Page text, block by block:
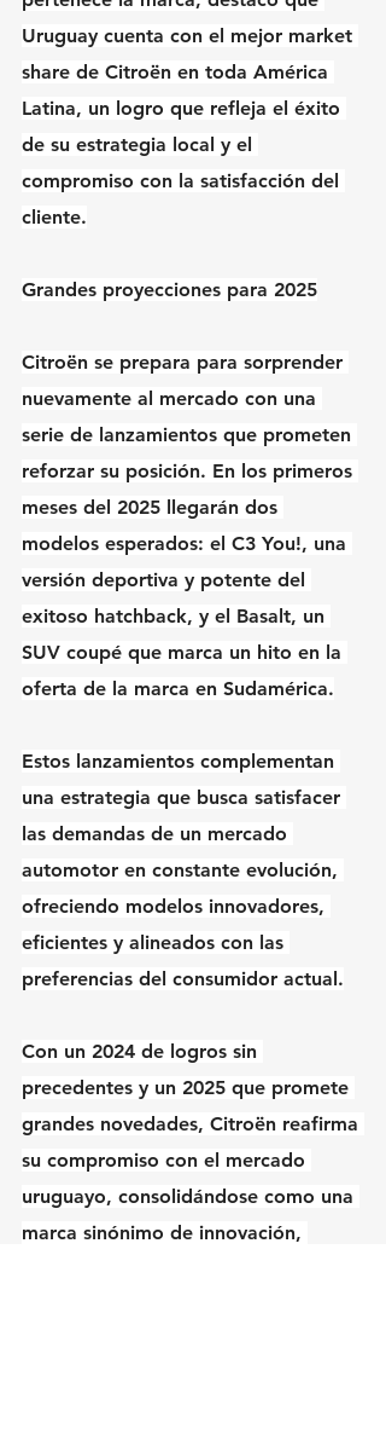
Uruguay cuenta con el mejor market
share de Citroën en toda América
Latina, un logro que refleja el éxito
de su estrategia local y el
compromiso con la satisfacción del
cliente.
Grandes proyecciones para 2025
Citroën se prepara para sorprender
nuevamente al mercado con una
serie de lanzamientos que prometen
reforzar su posición. En los primeros
meses del 2025 llegarán dos
modelos esperados: el C3 You!, una
versión deportiva y potente del
exitoso hatchback, y el Basalt, un
SUV coupé que marca un hito en la
oferta de la marca en Sudamérica.
Estos lanzamientos complementan
una estrategia que busca satisfacer
las demandas de un mercado
automotor en constante evolución,
ofreciendo modelos innovadores,
eficientes y alineados con las
preferencias del consumidor actual.
Con un 2024 de logros sin
precedentes y un 2025 que promete
grandes novedades, Citroën reafirma
su compromiso con el mercado
uruguayo, consolidándose como una
marca sinónimo de innovación,